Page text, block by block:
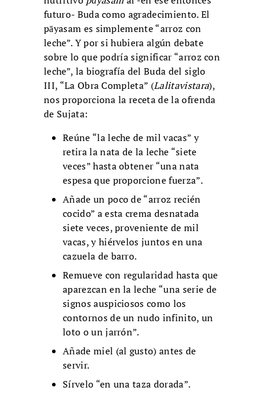
futuro- Buda como agradecimiento. El
pāyasam es simplemente “arroz con
leche”. Y por si hubiera algún debate
sobre lo que podría significar “arroz con
leche”, la biografía del Buda del siglo
III, “La Obra Completa” (Lalitavistara),
nos proporciona la receta de la ofrenda
de Sujata:
Reúne “la leche de mil vacas” y
retira la nata de la leche “siete
veces” hasta obtener “una nata
espesa que proporcione fuerza”.
Añade un poco de “arroz recién
cocido” a esta crema desnatada
siete veces, proveniente de mil
vacas, y hiérvelos juntos en una
cazuela de barro.
Remueve con regularidad hasta que
aparezcan en la leche “una serie de
signos auspiciosos como los
contornos de un nudo infinito, un
loto o un jarrón”.
Añade miel (al gusto) antes de
servir.
Sírvelo “en una taza dorada”.